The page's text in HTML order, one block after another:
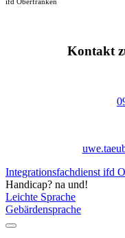
ifd Oberfranken
Kontakt
Integrationsfachdienst ifd
Handicap? na und!
Leichte Sprache
Gebärdensprache